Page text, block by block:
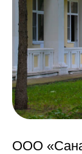
ООО